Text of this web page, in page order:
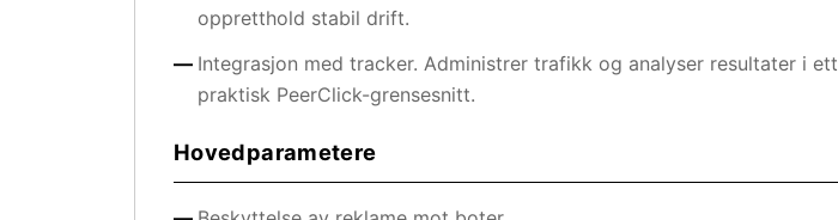
oppretthold stabil drift.
Integrasjon med tracker. Administrer trafikk og analyser resultater i ett
praktisk PeerClick-grensesnitt.
Hovedparametere